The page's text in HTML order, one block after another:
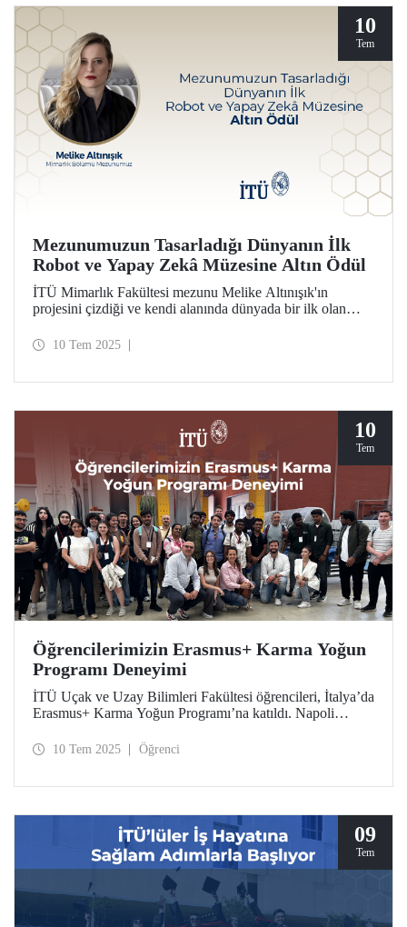
10
Tem
Mezunumuzun Tasarladığı Dünyanın İlk
Robot ve Yapay Zekâ Müzesine Altın Ödül
İTÜ Mimarlık Fakültesi mezunu Melike Altınışık'ın
projesini çizdiği ve kendi alanında dünyada bir ilk olan
Design Paris tasarım yarışmasında kültürel yapılar
10 Tem 2025
10
Tem
Öğrencilerimizin Erasmus+ Karma Yoğun
Programı Deneyimi
İTÜ Uçak ve Uzay Bilimleri Fakültesi öğrencileri, İtalya’da
Erasmus+ Karma Yoğun Programı’na katıldı. Napoli
kapsamında öğrencilerimiz kompozit malzemeler ve
10 Tem 2025 Öğrenci
09
Tem